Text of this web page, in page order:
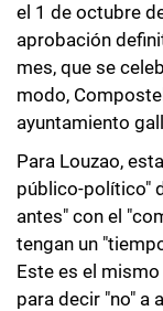
el 1 de octubre
aprobación
mes, que se
modo,
ayuntamiento
Para Louzao,
público-político"
antes" con el
tengan un
Este es el
para decir "no" a